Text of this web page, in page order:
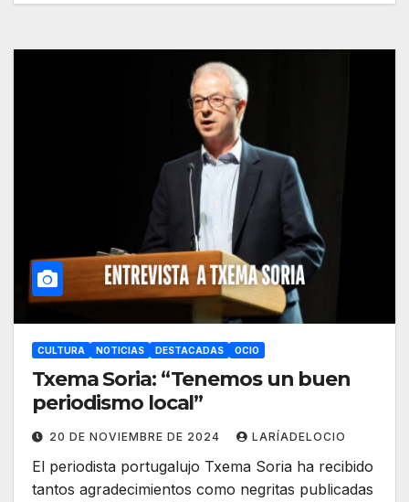
CULTURA NOTICIAS DESTACADAS OCIO
Txema Soria: “Tenemos un buen
periodismo local”
20 DE NOVIEMBRE DE 2024 LARÍADELOCIO
El periodista portugalujo Txema Soria ha recibido
tantos agradecimientos como negritas publicadas